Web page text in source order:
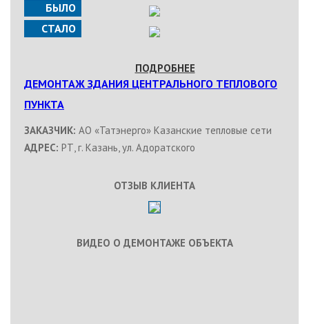
БЫЛО
СТАЛО
ПОДРОБНЕЕ
ДЕМОНТАЖ ЗДАНИЯ ЦЕНТРАЛЬНОГО ТЕПЛОВОГО
ПУНКТА
ЗАКАЗЧИК: АО «Татэнерго» Казанские тепловые сети
АДРЕС: РТ, г. Казань, ул. Адоратского
ОТЗЫВ КЛИЕНТА
ВИДЕО О ДЕМОНТАЖЕ ОБЪЕКТА